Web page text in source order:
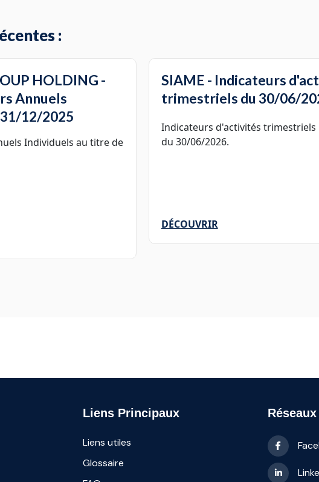
:
HOLDING -
Annuels
12/2025
Individuels au titre de
SIAME - Indicateurs
trimestriels du 30/06/
Indicateurs d'activités trimestriels
du 30/06/2026.
DÉCOUVRIR
Liens Principaux
Liens utiles
Glossaire